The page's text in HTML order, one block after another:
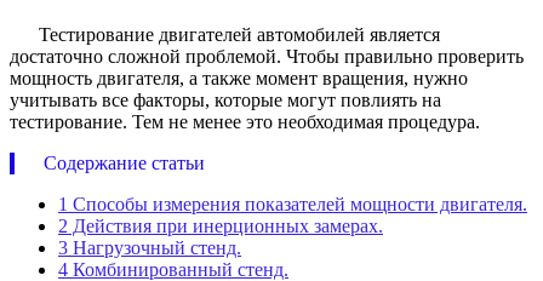
Тестирование двигателей автомобилей является
достаточно сложной проблемой. Чтобы правильно проверить
мощность двигателя, а также момент вращения, нужно
учитывать все факторы, которые могут повлиять на
тестирование. Тем не менее это необходимая процедура.
Содержание статьи
1 Способы измерения показателей мощности двигателя.
2 Действия при инерционных замерах.
3 Нагрузочный стенд.
4 Комбинированный стенд.